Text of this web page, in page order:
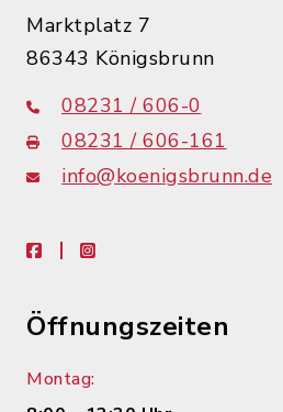
Marktplatz 7
86343 Königsbrunn
08231 / 606-0
08231 / 606-161
info@koenigsbrunn.de
facebookinstagram
Öffnungszeiten
Montag: